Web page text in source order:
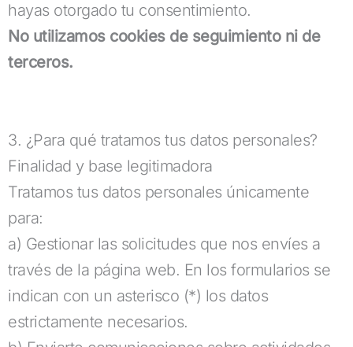
hayas otorgado tu consentimiento.
No utilizamos cookies de seguimiento ni de
terceros.
3. ¿Para qué tratamos tus datos personales?
Finalidad y base legitimadora
Tratamos tus datos personales únicamente
para:
a) Gestionar las solicitudes que nos envíes a
través de la página web. En los formularios se
indican con un asterisco (*) los datos
estrictamente necesarios.